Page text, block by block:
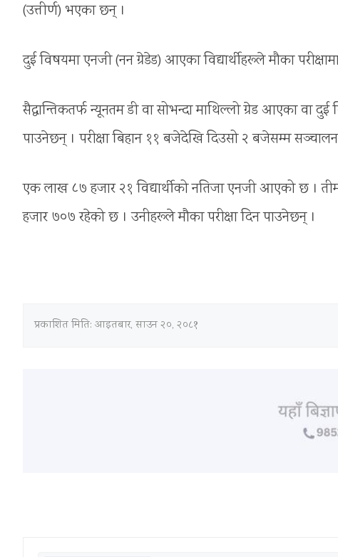
(उत्तीर्ण) भएका छन् ।
दुई विषयमा एनजी (नन ग्रेडेड) आएका विद्यार्थीहरूले मौका
सैद्धान्तिकतर्फ न्यूनतम डी वा सोभन्दा माथिल्लो ग्रेड आएका वा
पाउनेछन् । परीक्षा बिहान ११ बजेदेखि दिउसो २ बजेसम्म
एक लाख ८७ हजार २१ विद्यार्थीको नतिजा एनजी आएको छ ।
हजार ७०७ रहेको छ । उनीहरूले मौका परीक्षा दिन पाउनेछन् ।
प्रकाशित मिति: आइतबार, साउन २०, २०८१